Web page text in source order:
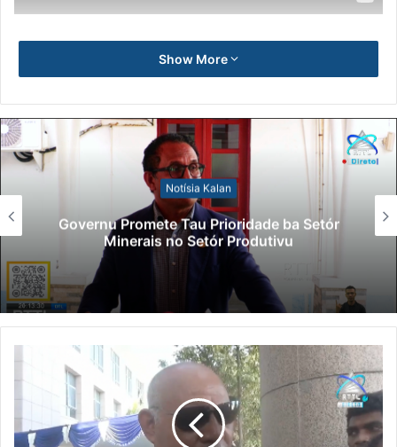
Show More
Notísia Kalan
Governu Promete Tau Prioridade ba Setór
Minerais no Setór Produtivu